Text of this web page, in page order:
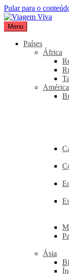
Pular para o
Viagem Viva
Seu portal de turismo
Menu
Países
África
Ásia